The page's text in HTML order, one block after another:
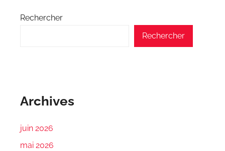
Rechercher
Rechercher
Archives
juin 2026
mai 2026